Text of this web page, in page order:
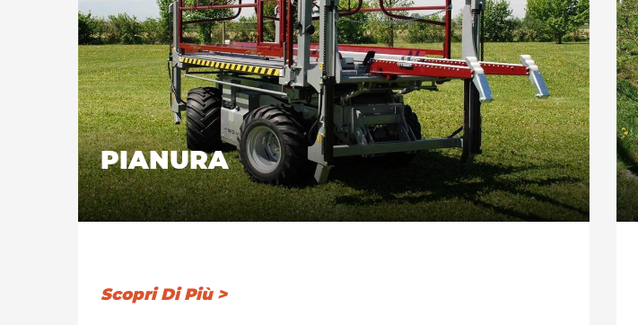
PIANURA
Scopri Di Più >